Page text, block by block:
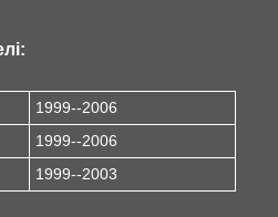
1999--2006
1999--2006
1999--2003